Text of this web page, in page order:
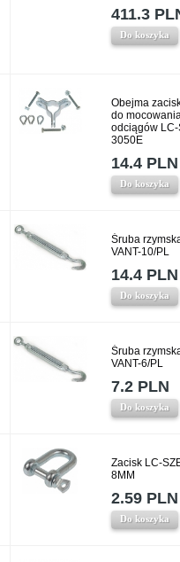
411.3
Do koszyka
Obejma
do
odciągów
3050E
14.4 PLN
Do koszyka
Śruba
VANT-10/PL
14.4 PLN
Do koszyka
Śruba
VANT-6/PL
7.2 PLN
Do koszyka
Zacisk LC-
8MM
2.59 PLN
Do koszyka